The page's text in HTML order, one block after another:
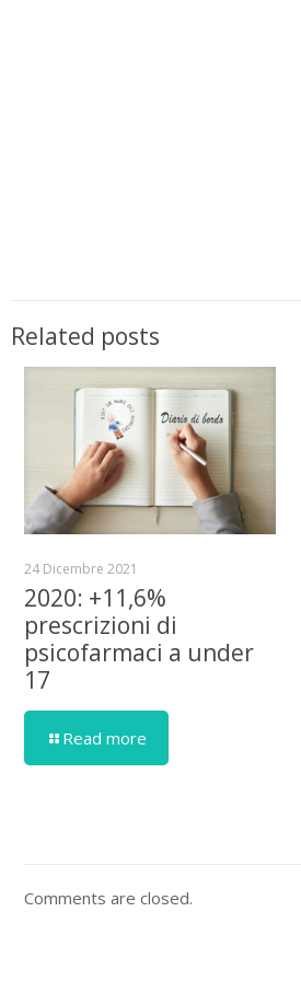
Related posts
24 Dicembre 2021
2020: +11,6%
prescrizioni di
psicofarmaci a under
17
Read more
Comments are closed.